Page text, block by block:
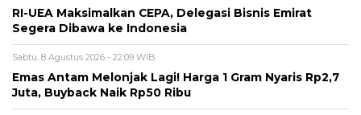
RI-UEA Maksimalkan CEPA, Delegasi Bisnis Emirat
Segera Dibawa ke Indonesia
Sabtu, 8 Agustus 2026 - 22:09 WIB
Emas Antam Melonjak Lagi! Harga 1 Gram Nyaris Rp2,7
Juta, Buyback Naik Rp50 Ribu